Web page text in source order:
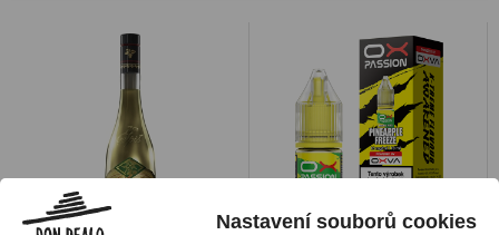
Nastavení souborů cookies